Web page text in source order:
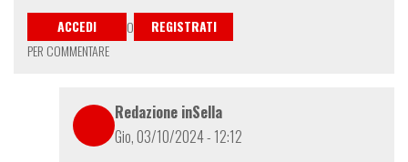
ACCEDI O
REGISTRATI
PER COMMENTARE
Redazione inSella
Gio, 03/10/2024 - 12:12